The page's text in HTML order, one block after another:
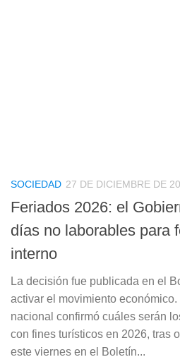
SOCIEDAD 27 DE DICIEMBRE DE
Feriados 2026: el
días no laborables para
interno
La decisión fue publicada en el
activar el movimiento
nacional confirmó cuáles serán
con fines turísticos en 2026, tras
este viernes en el Boletín...